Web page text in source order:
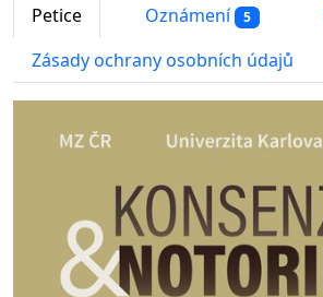
Petice Oznámení 5
Zásady ochrany osobních údajů